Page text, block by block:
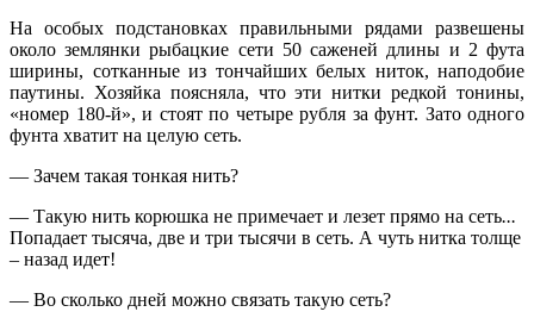
На особых подстановках правильными рядами развешены
около землянки рыбацкие сети 50 саженей длины и 2 фута
ширины, сотканные из тончайших белых ниток, наподобие
паутины. Хозяйка поясняла, что эти нитки редкой тонины,
«номер 180-й», и стоят по четыре рубля за фунт. Зато одного
фунта хватит на целую сеть.
— Зачем такая тонкая нить?
— Такую нить корюшка не примечает и лезет прямо на сеть...
Попадает тысяча, две и три тысячи в сеть. А чуть нитка толще
– назад идет!
— Во сколько дней можно связать такую сеть?